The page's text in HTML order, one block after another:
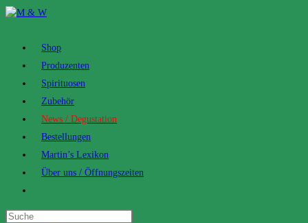
Zum
Shop
Produzenten
Spirituosen
Zubehör
News / Degustation
Bestellungen
Martin’s Lexikon
Über uns / Öffnungszeiten
website